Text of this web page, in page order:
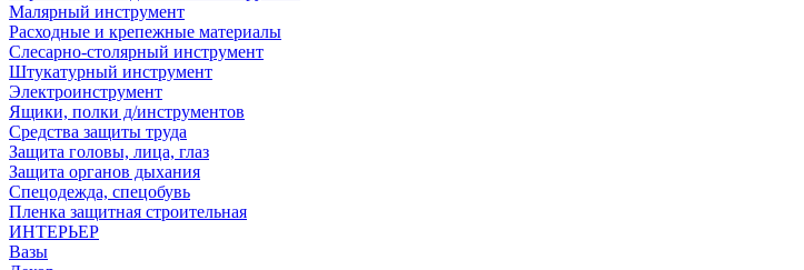
Малярный инструмент
Расходные и крепежные материалы
Слесарно-столярный инструмент
Штукатурный инструмент
Электроинструмент
Ящики, полки д/инструментов
Средства защиты труда
Защита головы, лица, глаз
Защита органов дыхания
Спецодежда, спецобувь
Пленка защитная строительная
ИНТЕРЬЕР
Вазы